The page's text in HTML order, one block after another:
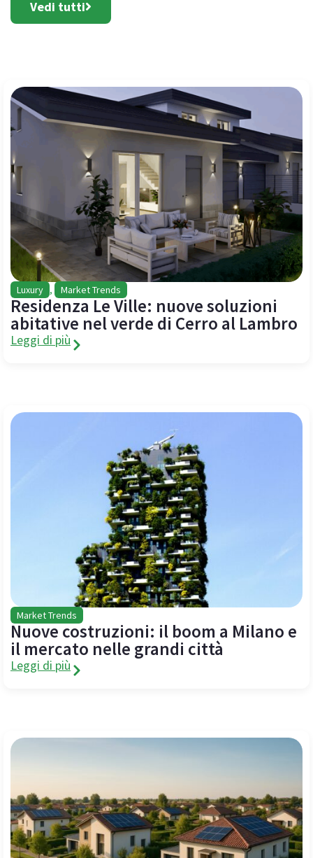
Vedi tutti
Luxury , Market Trends
Residenza Le Ville: nuove soluzioni
abitative nel verde di Cerro al Lambro
Leggi di più
Market Trends
Nuove costruzioni: il boom a Milano e
il mercato nelle grandi città
Leggi di più